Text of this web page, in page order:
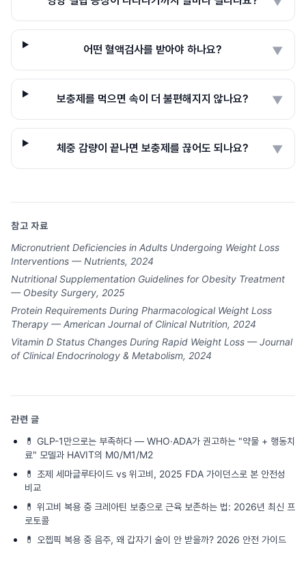
어떤 혈액검사를 받아야 하나요? ▼
보충제를 먹으면 속이 더 불편해지지 않나요? ▼
체중 감량이 끝나면 보충제를 끊어도 되나요? ▼
참고 자료
Micronutrient Deficiencies in Adults Undergoing Weight Loss
Interventions — Nutrients, 2024
Nutritional Supplementation Guidelines for Obesity Treatment
— Obesity Surgery, 2025
Protein Requirements During Pharmacological Weight Loss
Therapy — American Journal of Clinical Nutrition, 2024
Vitamin D Status Changes During Rapid Weight Loss — Journal
of Clinical Endocrinology & Metabolism, 2024
관련 글
💊 GLP-1만으로는 부족하다 — WHO·ADA가 권고하는 "약물 + 행동치
료" 모델과 HAVIT의 M0/M1/M2
💊 조제 세마글루타이드 vs 위고비, 2025 FDA 가이던스로 본 안전성
비교
💊 위고비 복용 중 크레아틴 보충으로 근육 보존하는 법: 2026년 최신 프
로토콜
💊
오젭픽 복용 중 음주, 왜 갑자기 술이 안 받을까? 2026 안전 가이드